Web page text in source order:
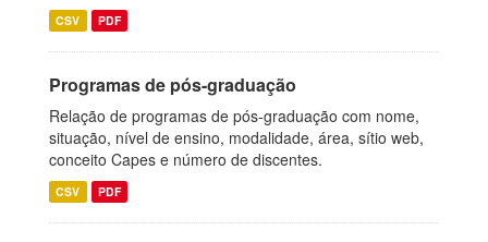
CSV PDF
Programas de pós-graduação
Relação de programas de pós-graduação com nome,
situação, nível de ensino, modalidade, área, sítio web,
conceito Capes e número de discentes.
CSV PDF